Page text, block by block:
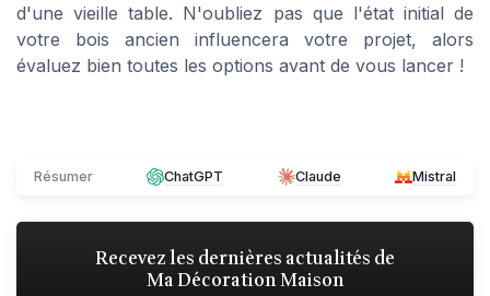
d'une vieille table. N'oubliez pas que l'état initial de
votre bois ancien influencera votre projet, alors
évaluez bien toutes les options avant de vous lancer !
Résumer ChatGPT Claude Mistral
Recevez les dernières actualités de
Ma Décoration Maison